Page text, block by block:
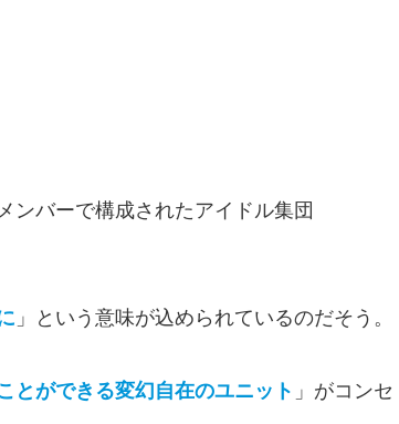
ンバーで構成されたアイドル集団
」という意味が込められているのだそう。
とができる変幻自在のユニット 」がコンセ